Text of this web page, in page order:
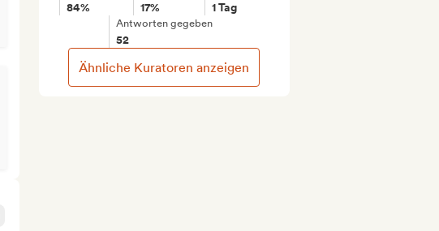
84% 17% 1 Tag
Antworten gegeben
52
Ähnliche Kuratoren anzeigen